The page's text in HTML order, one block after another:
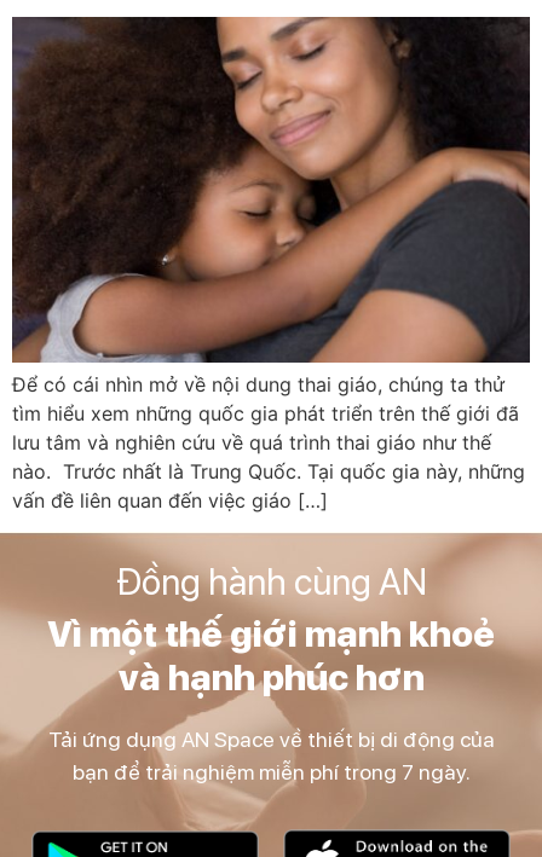
Để có cái nhìn mở về nội dung thai giáo, chúng ta thử
tìm hiểu xem những quốc gia phát triển trên thế giới đã
lưu tâm và nghiên cứu về quá trình thai giáo như thế
nào. Trước nhất là Trung Quốc. Tại quốc gia này, những
vấn đề liên quan đến việc giáo […]
Đồng hành cùng AN
Vì một thế giới mạnh khoẻ
và hạnh phúc hơn
Tải ứng dụng AN Space về thiết bị di động của
bạn để trải nghiệm miễn phí trong 7 ngày.